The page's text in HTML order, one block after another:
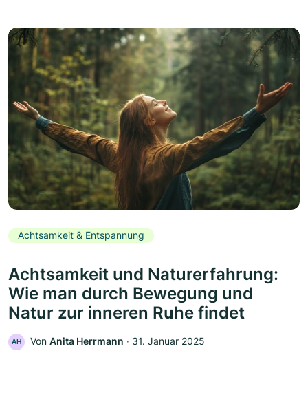
Achtsamkeit & Entspannung
Achtsamkeit und Naturerfahrung:
Wie man durch Bewegung und
Natur zur inneren Ruhe findet
AH Von Anita Herrmann ‧ 31. Januar 2025